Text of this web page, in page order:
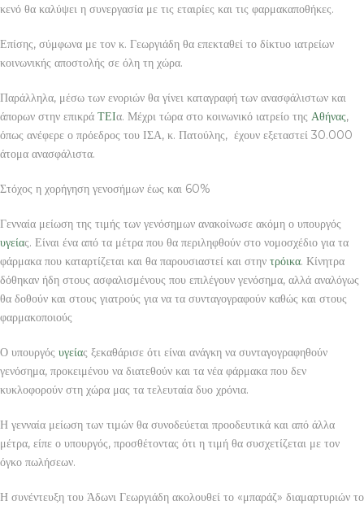
κενό θα καλύψει η συνεργασία με τις εταιρίες και τις φαρμακαποθήκες.
Επίσης, σύμφωνα με τον κ. Γεωργιάδη θα επεκταθεί το δίκτυο ιατρείων
κοινωνικής αποστολής σε όλη τη χώρα.
Παράλληλα, μέσω των ενοριών θα γίνει καταγραφή των ανασφάλιστων και
άπορων στην επικρά ΤΕΙα. Μέχρι τώρα στο κοινωνικό ιατρείο της Αθήνας,
όπως ανέφερε ο πρόεδρος του ΙΣΑ, κ. Πατούλης, έχουν εξεταστεί 30.000
άτομα ανασφάλιστα.
Στόχος η χορήγηση γενοσήμων έως και 60%
Γενναία μείωση της τιμής των γενόσημων ανακοίνωσε ακόμη ο υπουργός
υγείας. Είναι ένα από τα μέτρα που θα περιληφθούν στο νομοσχέδιο για τα
φάρμακα που καταρτίζεται και θα παρουσιαστεί και στην τρόικα. Κίνητρα
δόθηκαν ήδη στους ασφαλισμένους που επιλέγουν γενόσημα, αλλά αναλόγως
θα δοθούν και στους γιατρούς για να τα συνταγογραφούν καθώς και στους
φαρμακοποιούς
Ο υπουργός υγείας ξεκαθάρισε ότι είναι ανάγκη να συνταγογραφηθούν
γενόσημα, προκειμένου να διατεθούν και τα νέα φάρμακα που δεν
κυκλοφορούν στη χώρα μας τα τελευταία δυο χρόνια.
Η γενναία μείωση των τιμών θα συνοδεύεται προοδευτικά και από άλλα
μέτρα, είπε ο υπουργός, προσθέτοντας ότι η τιμή θα συσχετίζεται με τον
όγκο πωλήσεων.
Η συνέντευξη του Άδωνι Γεωργιάδη ακολουθεί το «μπαράζ» διαμαρτυριών το